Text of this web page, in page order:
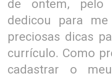
de ontem, pelo
dedicou para
preciosas dicas
currículo. Como
cadastrar o